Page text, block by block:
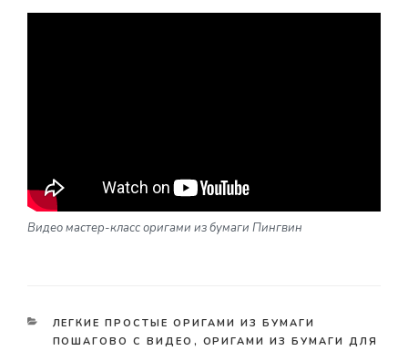
Видео мастер-класс оригами из бумаги Пингвин
КАТЕГОРИИ
ЛЕГКИЕ ПРОСТЫЕ ОРИГАМИ ИЗ БУМАГИ
ПОШАГОВО С ВИДЕО , ОРИГАМИ ИЗ БУМАГИ ДЛЯ